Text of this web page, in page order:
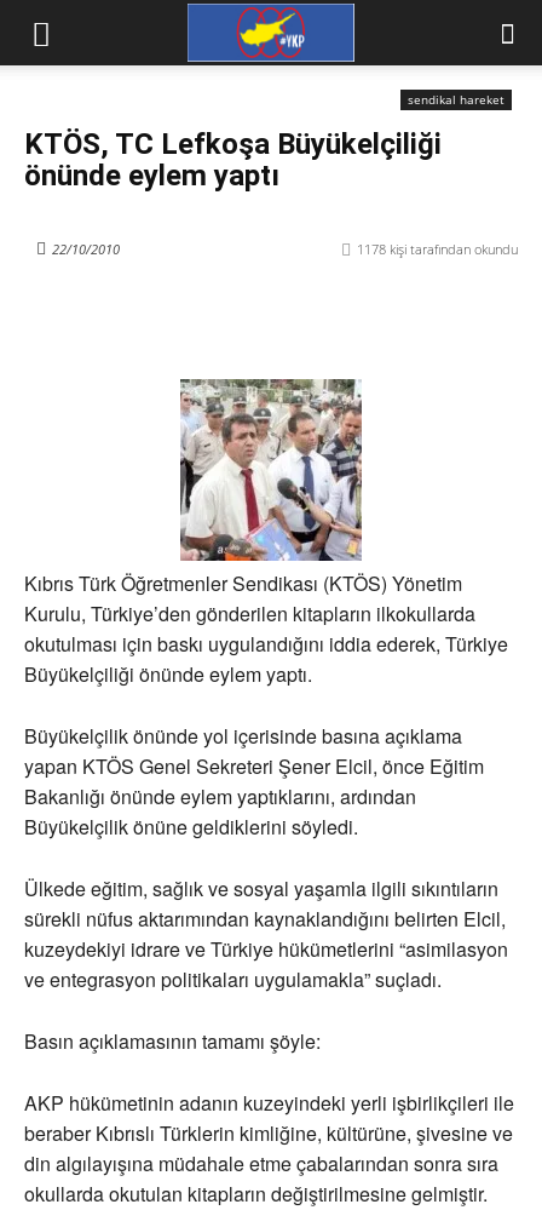
sendikal hareket
KTÖS, TC Lefkoşa Büyükelçiliği
önünde eylem yaptı
1178 kişi tarafından okundu
22/10/2010
Kıbrıs Türk Öğretmenler Sendikası (KTÖS) Yönetim
Kurulu, Türkiye’den gönderilen kitapların ilkokullarda
okutulması için baskı uygulandığını iddia ederek, Türkiye
Büyükelçiliği önünde eylem yaptı.
Büyükelçilik önünde yol içerisinde basına açıklama
yapan KTÖS Genel Sekreteri Şener Elcil, önce Eğitim
Bakanlığı önünde eylem yaptıklarını, ardından
Büyükelçilik önüne geldiklerini söyledi.
Ülkede eğitim, sağlık ve sosyal yaşamla ilgili sıkıntıların
sürekli nüfus aktarımından kaynaklandığını belirten Elcil,
kuzeydekiyi idrare ve Türkiye hükümetlerini “asimilasyon
ve entegrasyon politikaları uygulamakla” suçladı.
Basın açıklamasının tamamı şöyle:
AKP hükümetinin adanın kuzeyindeki yerli işbirlikçileri ile
beraber Kıbrıslı Türklerin kimliğine, kültürüne, şivesine ve
din algılayışına müdahale etme çabalarından sonra sıra
okullarda okutulan kitapların değiştirilmesine gelmiştir.